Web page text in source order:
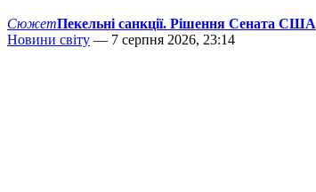
СюжетПекельні санкції. Рішення Сената США
Новини світу — 7 серпня 2026, 23:14